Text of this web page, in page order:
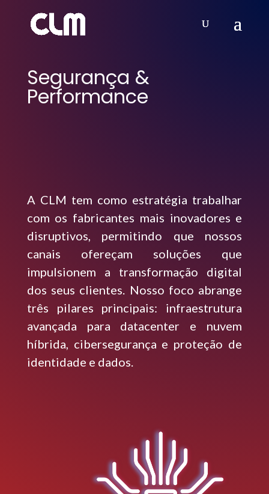
Segurança &
Performance
A CLM tem como estratégia trabalhar
com os fabricantes mais inovadores e
disruptivos, permitindo que nossos
canais ofereçam soluções que
impulsionem a transformação digital
dos seus clientes. Nosso foco abrange
três pilares principais: infraestrutura
avançada para datacenter e nuvem
híbrida, cibersegurança e proteção de
identidade e dados.